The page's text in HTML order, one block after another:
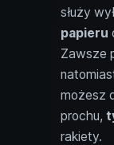
służy
papieru
Zawsze
możesz
prochu,
rakiety.